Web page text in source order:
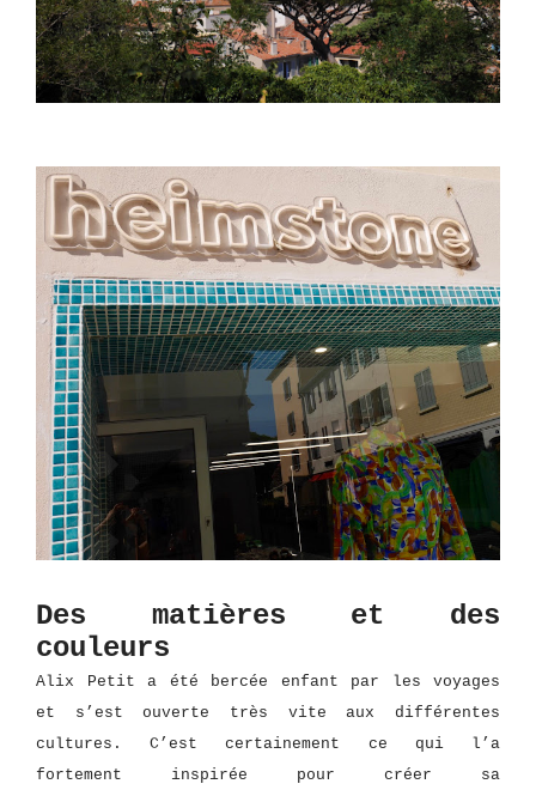
Des matières et des
couleurs
Alix Petit a été bercée enfant par les voyages
et s’est ouverte très vite aux différentes
cultures. C’est certainement ce qui l’a
fortement inspirée pour créer sa